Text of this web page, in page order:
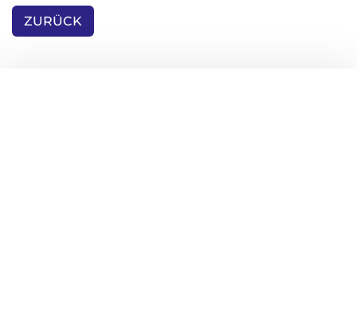
ZURÜCK